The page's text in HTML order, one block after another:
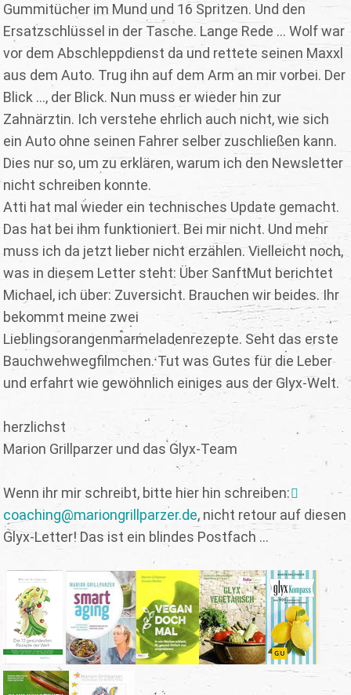
Gummitücher im Mund und 16 Spritzen. Und den
Ersatzschlüssel in der Tasche. Lange Rede ... Wolf war
vor dem Abschleppdienst da und rettete seinen Maxxl
aus dem Auto. Trug ihn auf dem Arm an mir vorbei. Der
Blick ..., der Blick. Nun muss er wieder hin zur
Zahnärztin. Ich verstehe ehrlich auch nicht, wie sich
ein Auto ohne seinen Fahrer selber zuschließen kann.
Dies nur so, um zu erklären, warum ich den Newsletter
nicht schreiben konnte.
Atti hat mal wieder ein technisches Update gemacht.
Das hat bei ihm funktioniert. Bei mir nicht. Und mehr
muss ich da jetzt lieber nicht erzählen. Vielleicht noch,
was in diesem Letter steht: Über SanftMut berichtet
Michael, ich über: Zuversicht. Brauchen wir beides. Ihr
bekommt meine zwei
Lieblingsorangenmarmeladenrezepte. Seht das erste
Bauchwehwegfilmchen. Tut was Gutes für die Leber
und erfahrt wie gewöhnlich einiges aus der Glyx-Welt.
herzlichst
Marion Grillparzer und das Glyx-Team
Wenn ihr mir schreibt, bitte hier hin schreiben:
coaching@mariongrillparzer.de, nicht retour auf diesen
Glyx-Letter! Das ist ein blindes Postfach ...